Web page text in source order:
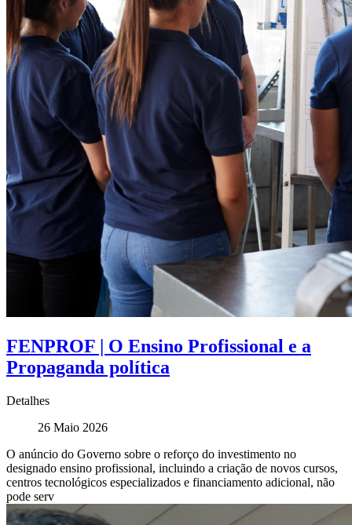
FENPROF | O Ensino Profissional e a
Propaganda política
Detalhes
26 Maio 2026
O anúncio do Governo sobre o reforço do investimento no
designado ensino profissional, incluindo a criação de novos cursos,
centros tecnológicos especializados e financiamento adicional, não
pode serv